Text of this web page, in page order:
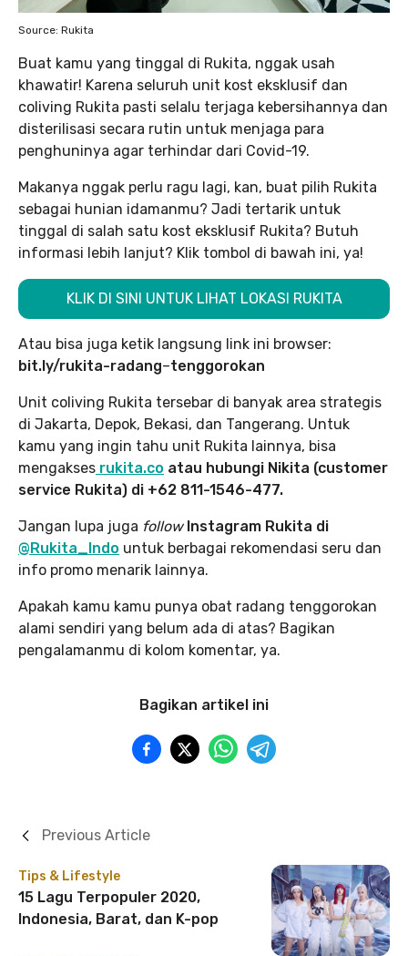
Source: Rukita
Buat kamu yang tinggal di Rukita, nggak usah
khawatir! Karena seluruh unit kost eksklusif dan
coliving Rukita pasti selalu terjaga kebersihannya dan
disterilisasi secara rutin untuk menjaga para
penghuninya agar terhindar dari Covid-19.
Makanya nggak perlu ragu lagi, kan, buat pilih Rukita
sebagai hunian idamanmu? Jadi tertarik untuk
tinggal di salah satu kost eksklusif Rukita? Butuh
informasi lebih lanjut? Klik tombol di bawah ini, ya!
KLIK DI SINI UNTUK LIHAT LOKASI RUKITA
Atau bisa juga ketik langsung link ini browser:
bit.ly/rukita-radang–tenggorokan
Unit coliving Rukita tersebar di banyak area strategis
di Jakarta, Depok, Bekasi, dan Tangerang. Untuk
kamu yang ingin tahu unit Rukita lainnya, bisa
mengakses rukita.co atau hubungi Nikita (customer
service Rukita) di +62 811-1546-477.
Jangan lupa juga follow Instagram Rukita di
@Rukita_Indo untuk berbagai rekomendasi seru dan
info promo menarik lainnya.
Apakah kamu kamu punya obat radang tenggorokan
alami sendiri yang belum ada di atas? Bagikan
pengalamanmu di kolom komentar, ya.
Bagikan artikel ini
Tips & Lifestyle
15 Lagu Terpopuler 2020,
Indonesia, Barat, dan K-pop
Previous Article